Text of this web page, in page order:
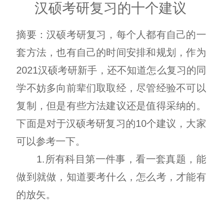
汉硕考研复习的十个建议
摘要：汉硕考研复习，每个人都有自己的一
套方法，也有自己的时间安排和规划，作为
2021汉硕考研新手，还不知道怎么复习的同
学不妨多向前辈们取取经，尽管经验不可以
复制，但是有些方法建议还是值得采纳的。
下面是对于汉硕考研复习的10个建议，大家
可以参考一下。
1.所有科目第一件事，看一套真题，能
做到就做，知道要考什么，怎么考，才能有
的放矢。